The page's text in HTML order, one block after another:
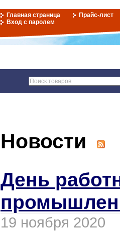
Главная страница
Прайс-лист
Вход с паролем
Новости
День
19 ноября 2020